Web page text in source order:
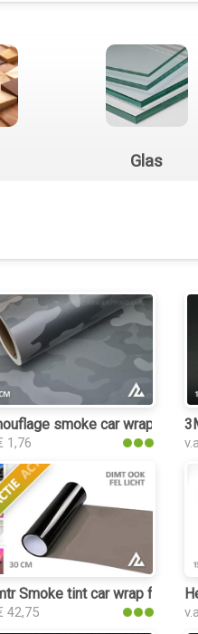
Glas
wrap foliesmoke car wrap folie
1,76
car wrap folie
Smoke tint car wrap folie
42,75